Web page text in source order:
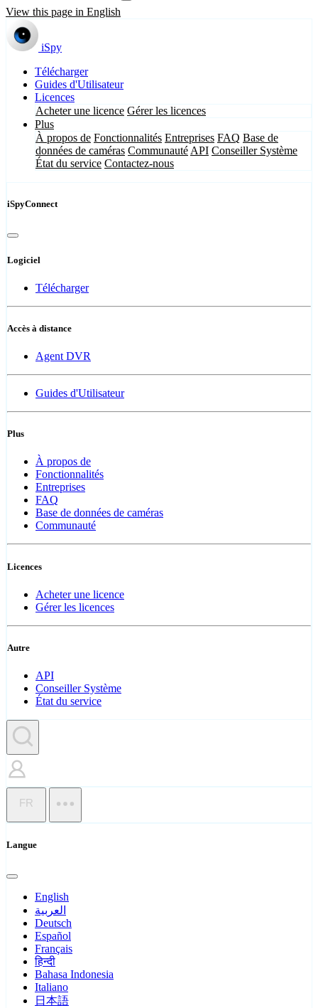
View this page in English
iSpy
Télécharger
Guides d'Utilisateur
Licences
Acheter une licence Gérer les licences
Plus
À propos de Fonctionnalités Entreprises FAQ Base de
données de caméras Communauté API Conseiller Système
État du service Contactez-nous
iSpyConnect
Logiciel
Télécharger
Accès à distance
Agent DVR
Guides d'Utilisateur
Plus
À propos de
Fonctionnalités
Entreprises
FAQ
Base de données de caméras
Communauté
Licences
Acheter une licence
Gérer les licences
Autre
API
Conseiller Système
État du service
FR
Langue
English
العربية
Deutsch
Español
Français
हिन्दी
Bahasa Indonesia
Italiano
日本語